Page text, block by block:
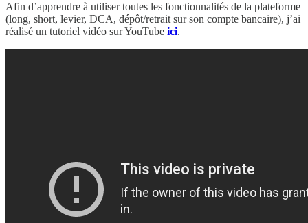
Afin d’apprendre à utiliser toutes les fonctionnalités de la plateforme
(long, short, levier, DCA, dépôt/retrait sur son compte bancaire), j’ai
réalisé un tutoriel vidéo sur YouTube ici.